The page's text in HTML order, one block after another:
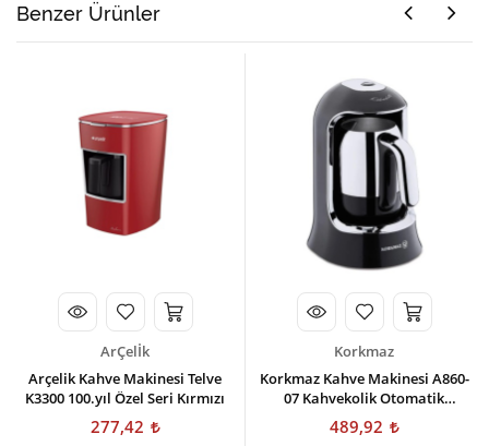
Benzer Ürünler
ArÇelİk
Arçelik Kahve Makinesi Telve
K3300 100.yıl Özel Seri Kırmızı
277,42
Korkmaz
Korkmaz Kahve Makinesi A860-
07 Kahvekolik Otomatik
Siyah/krom
489,92